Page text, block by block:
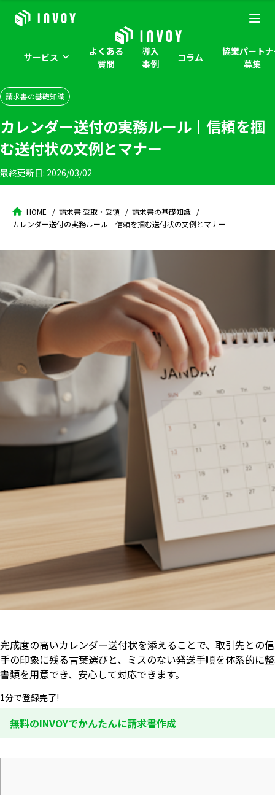
サービス
よくある
質問
導入
事例
コラム
協業パート
募集
請求書の基礎知識
カレンダー送付の実務ルール｜信頼を掴
む送付状の文例とマナー
最終更新日: 2026/03/02
HOME 請求書 受取・受領
請求書の基礎知識
カレンダー送付の実務ルール｜信頼を掴む送付状の文例とマナー
完成度の高いカレンダー送付状を添えることで、取引先との
手の印象に残る言葉選びと、ミスのない発送手順を体系的に
書類を用意でき、安心して対応できます。
1分で登録完了!
無料のINVOYでかんたんに請求書作成